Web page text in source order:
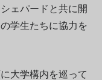
ェパードと共に開
学生たちに協力を
大学構内を巡って